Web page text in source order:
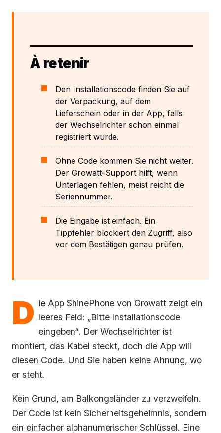
À retenir
Den Installationscode finden Sie auf
der Verpackung, auf dem
Lieferschein oder in der App, falls
der Wechselrichter schon einmal
registriert wurde.
Ohne Code kommen Sie nicht weiter.
Der Growatt-Support hilft, wenn
Unterlagen fehlen, meist reicht die
Seriennummer.
Die Eingabe ist einfach. Ein
Tippfehler blockiert den Zugriff, also
vor dem Bestätigen genau prüfen.
D ie App ShinePhone von Growatt zeigt ein
leeres Feld: „Bitte Installationscode
eingeben“. Der Wechselrichter ist
montiert, das Kabel steckt, doch die App will
diesen Code. Und Sie haben keine Ahnung, wo
er steht.
Kein Grund, am Balkongeländer zu verzweifeln.
Der Code ist kein Sicherheitsgeheimnis, sondern
ein einfacher alphanumerischer Schlüssel. Eine